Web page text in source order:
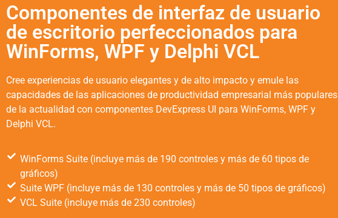
Componentes de interfaz de usuario
de escritorio perfeccionados para
WinForms, WPF y Delphi VCL
Cree experiencias de usuario elegantes y de alto impacto y emule las
capacidades de las aplicaciones de productividad empresarial más populares
de la actualidad con componentes DevExpress UI para WinForms, WPF y
Delphi VCL.
WinForms Suite (incluye más de 190 controles y más de 60 tipos de
gráficos)
Suite WPF (incluye más de 130 controles y más de 50 tipos de gráficos)
VCL Suite (incluye más de 230 controles)